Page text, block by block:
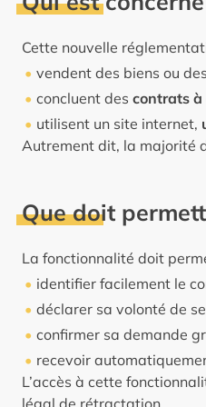
Cette nouvelle
vendent des biens ou
concluent des contrats
utilisent un site internet,
Autrement dit, la majorité
Que doit
La fonctionnalité doit
identifier facilement le
déclarer sa volonté de
confirmer sa demande
recevoir
L’accès à cette
légal de rétractation.